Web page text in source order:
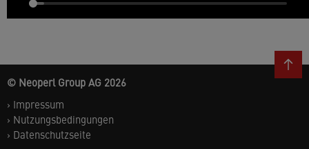
© Neoperl Group AG 2026
› Impressum
› Nutzungsbedingungen
› Datenschutzseite